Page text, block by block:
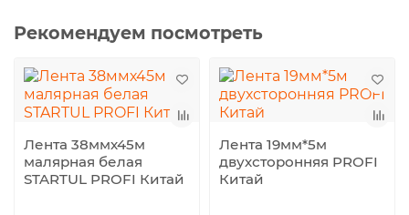
Рекомендуем посмотреть
Лента 38ммх45м
малярная белая
STARTUL PROFI Китай
Лента 19мм*5м
двухсторонняя PROFI
Китай